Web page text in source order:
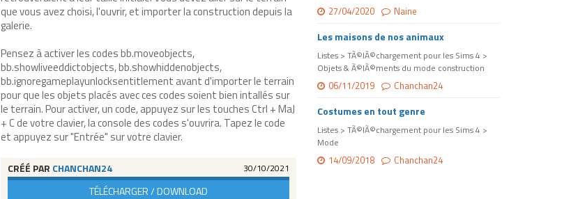
que vous avez choisi, l'ouvrir, et importer la construction depuis la
galerie.
Pensez à activer les codes bb.moveobjects,
bb.showliveeddictobjects, bb.showhiddenobjects,
bb.ignoregameplayunlocksentitlement avant d'importer le terrain
pour que les objets placés avec ces codes soient bien intallés sur
le terrain. Pour activer, un code, appuyez sur les touches Ctrl + MaJ
+ C de votre clavier, la console des codes s'ouvrira. Tapez le code
et appuyez sur "Entrée" sur votre clavier.
CRÉÉ PAR CHANCHAN24 30/10/2021
TÉLÉCHARGER / DOWNLOAD
27/04/2020 Naine
Les maisons de nos animaux
Listes > TÃ©lÃ©chargement pour les Sims 4 >
Objets & Ã©lÃ©ments du mode construction
06/11/2019 Chanchan24
Costumes en tout genre
Listes > TÃ©lÃ©chargement pour les Sims 4 >
Mode
14/09/2018 Chanchan24